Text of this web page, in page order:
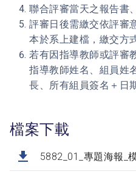
聯合評審當天之報告書
評審日後需繳交依評審
本於系上建檔，繳交方
若有因指導教師或評審
指導教師姓名、組員姓
長、所有組員簽名＋日
檔案下載
5882_01_專題海報_